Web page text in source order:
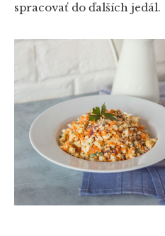
spracovať do ďalších jedál.